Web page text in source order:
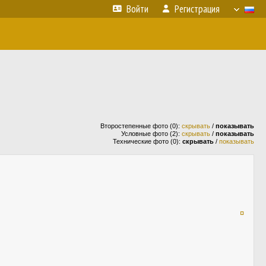
Войти Регистрация
Второстепенные фото (0): скрывать / показывать
Условные фото (2): скрывать / показывать
Технические фото (0): скрывать / показывать
¤